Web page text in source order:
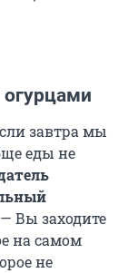
завтра мы
еды не
Вы заходите
на самом
не